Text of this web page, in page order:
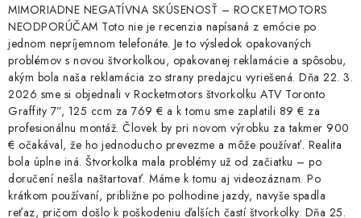
MIMORIADNE NEGATÍVNA SKÚSENOSŤ – ROCKETMOTORS
NEODPORÚČAM Toto nie je recenzia napísaná z emócie po
jednom nepríjemnom telefonáte. Je to výsledok opakovaných
problémov s novou štvorkolkou, opakovanej reklamácie a spôsobu,
akým bola naša reklamácia zo strany predajcu vyriešená. Dňa 22. 3.
2026 sme si objednali v Rocketmotors štvorkolku ATV Toronto
Graffity 7”, 125 ccm za 769 € a k tomu sme zaplatili 89 € za
profesionálnu montáž. Človek by pri novom výrobku za takmer 900
€ očakával, že ho jednoducho prevezme a môže používať. Realita
bola úplne iná. Štvorkolka mala problémy už od začiatku – po
doručení nešla naštartovať. Máme k tomu aj videozáznam. Po
krátkom používaní, približne po polhodine jazdy, navyše spadla
reťaz, pričom došlo k poškodeniu ďalších častí štvorkolky. Dňa 25.